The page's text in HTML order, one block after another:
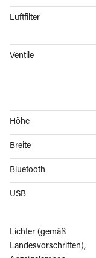
Luftfilter
Ventile
Höhe
Breite
Bluetooth
USB
Lichter (gemäß
Landesvorschriften),